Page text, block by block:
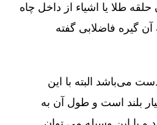
طلا یا اشیاء از داخل چاه
گیره فاضلابی گفته
می‌باشد البته با این
بلند است و طول آن به